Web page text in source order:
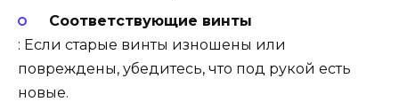
Соответствующие винты
: Если старые винты изношены или
повреждены, убедитесь, что под рукой есть
новые.